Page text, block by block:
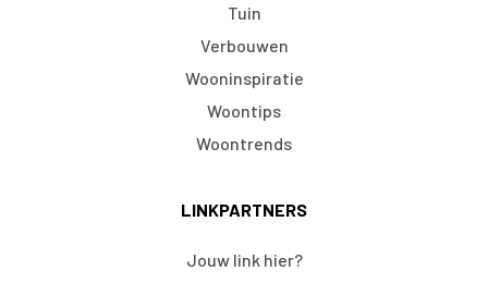
Tuin
Verbouwen
Wooninspiratie
Woontips
Woontrends
LINKPARTNERS
Jouw link hier?